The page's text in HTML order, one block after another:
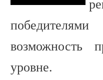
возможность
уровне.